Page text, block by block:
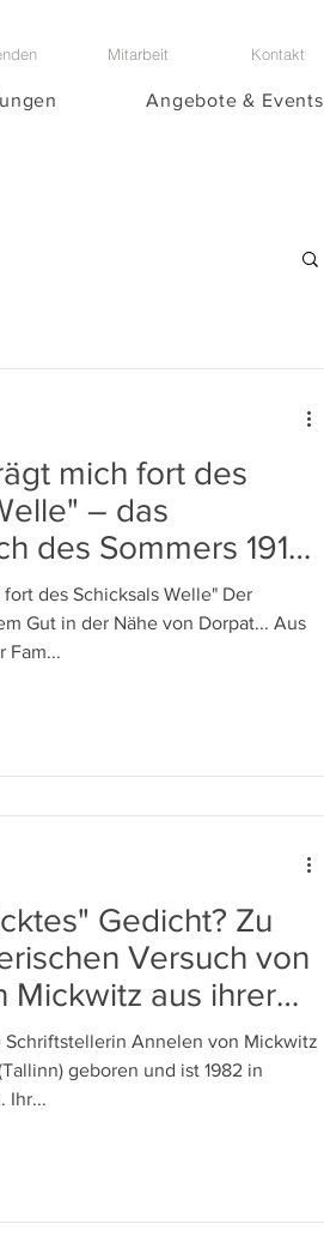
Mitarbeit Kontakt
Angebote & Events
mich fort des
– das
des Sommers 1918
des Schicksals Welle" Der
Gut in der Nähe von Dorpat... Aus
Fam...
Gedicht? Zu
Versuch von
Mickwitz aus ihrer
Schriftstellerin Annelen von Mickwitz
geboren und ist 1982 in
Ihr...